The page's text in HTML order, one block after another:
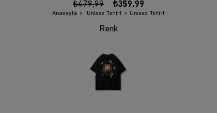
₺479,99 ₺359,99
Anasayfa Unisex Tshirt Unisex Tshirt